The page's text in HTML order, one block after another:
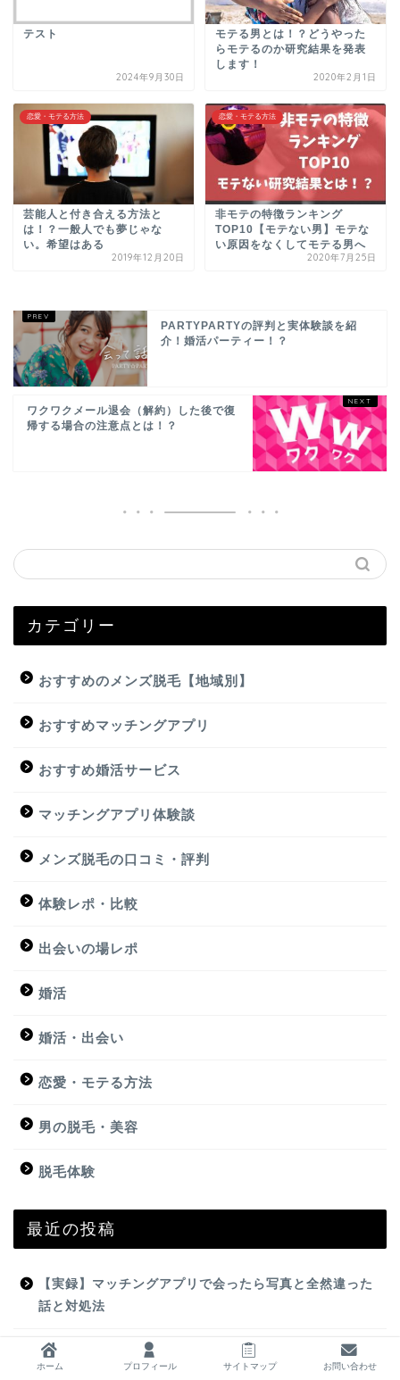
テスト
2024年9月30日
モテる男とは！？どうやった
らモテるのか研究結果を発表
します！
2020年2月1日
恋愛・モテる方法
芸能人と付き合える方法と
は！？一般人でも夢じゃな
い。希望はある
2019年12月20日
恋愛・モテる方法
非モテの特徴ランキング
TOP10【モテない男】モテな
い原因をなくしてモテる男へ
2020年7月25日
PARTYPARTYの評判と実体験談を紹
介！婚活パーティー！？
ワクワクメール退会（解約）した後で復
帰する場合の注意点とは！？
カテゴリー
おすすめのメンズ脱毛【地域別】
おすすめマッチングアプリ
おすすめ婚活サービス
マッチングアプリ体験談
メンズ脱毛の口コミ・評判
体験レポ・比較
出会いの場レポ
婚活
婚活・出会い
恋愛・モテる方法
男の脱毛・美容
脱毛体験
最近の投稿
【実録】マッチングアプリで会ったら写真と全然違った
話と対処法
メンズスキンケア3ブランドを実際に試した比較レポ｜コ
スパ・使い心地・女子ウケを検証
ホーム プロフィール サイトマップ お問い合わせ